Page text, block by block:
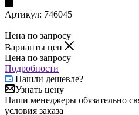
Артикул: 746045
Цена по запросу
Варианты цен
Цена по запросу
Подробности
Нашли дешевле?
Узнать цену
Наши менеджеры обязательно
условия заказа